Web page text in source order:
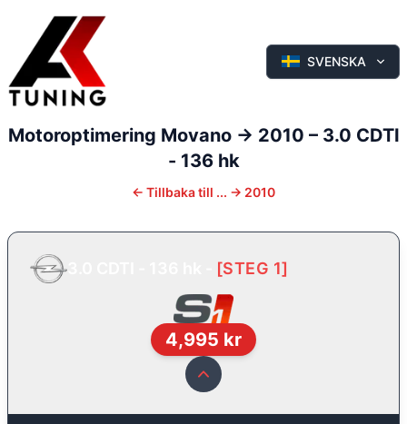
SVENSKA
Motoroptimering Movano -> 2010 – 3.0 CDTI
- 136 hk
← Tillbaka till ... -> 2010
3.0 CDTI - 136 hk [STEG 1]
4,995 kr